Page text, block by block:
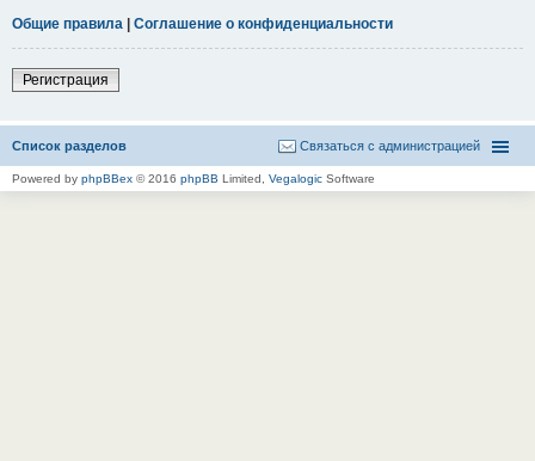
Общие правила | Соглашение о конфиденциальности
Регистрация
Список разделов Связаться с администрацией
Powered by phpBBex © 2016 phpBB Limited, Vegalogic Software